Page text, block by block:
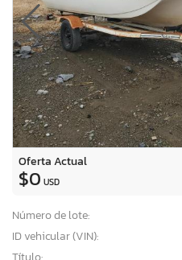
Oferta Actual
$0 USD
Número de lote:
ID vehicular (VIN):
×